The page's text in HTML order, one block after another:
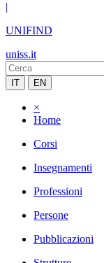
|
UNIFIND
uniss.it
IT EN
×
Home
Corsi
Insegnamenti
Professioni
Persone
Pubblicazioni